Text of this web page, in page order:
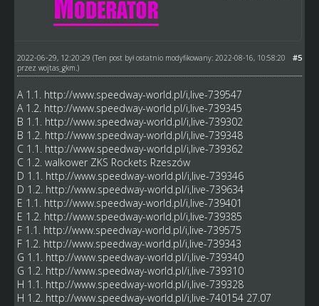
#5
2022-06-29, 12:20:29 (Ten post był ostatnio modyfikowany: 2022-08-16, 10:58:20
przez wojtas_gkm.)
A 1.1. http://www.speedway-world.pl/i,live-739547
A 1.2. http://www.speedway-world.pl/i,live-739345
B 1.1. http://www.speedway-world.pl/i,live-739302
B 1.2. http://www.speedway-world.pl/i,live-739348
C 1.1. http://www.speedway-world.pl/i,live-739362
C 1.2. walkower ZKS Rockets Rzeszów
D 1.1. http://www.speedway-world.pl/i,live-739346
D 1.2. http://www.speedway-world.pl/i,live-739634
E 1.1. http://www.speedway-world.pl/i,live-739401
E 1.2. http://www.speedway-world.pl/i,live-739385
F 1.1. http://www.speedway-world.pl/i,live-739575
F 1.2. http://www.speedway-world.pl/i,live-739343
G 1.1. http://www.speedway-world.pl/i,live-739340
G 1.2. http://www.speedway-world.pl/i,live-739310
H 1.1. http://www.speedway-world.pl/i,live-739328
H 1.2. http://www.speedway-world.pl/i,live-74015427.07